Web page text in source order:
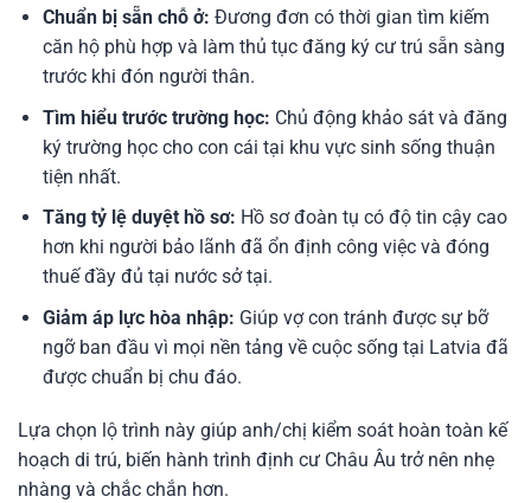
Chuẩn bị sẵn chỗ ở: Đương đơn có thời gian tìm kiếm
căn hộ phù hợp và làm thủ tục đăng ký cư trú sẵn sàng
trước khi đón người thân.
Tìm hiểu trước trường học: Chủ động khảo sát và đăng
ký trường học cho con cái tại khu vực sinh sống thuận
tiện nhất.
Tăng tỷ lệ duyệt hồ sơ: Hồ sơ đoàn tụ có độ tin cậy cao
hơn khi người bảo lãnh đã ổn định công việc và đóng
thuế đầy đủ tại nước sở tại.
Giảm áp lực hòa nhập: Giúp vợ con tránh được sự bỡ
ngỡ ban đầu vì mọi nền tảng về cuộc sống tại Latvia đã
được chuẩn bị chu đáo.
Lựa chọn lộ trình này giúp anh/chị kiểm soát hoàn toàn kế
hoạch di trú, biến hành trình định cư Châu Âu trở nên nhẹ
nhàng và chắc chắn hơn.